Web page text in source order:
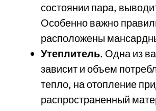
состоянии пара,
Особенно важно
расположены
Утеплитель. Одна из
зависит и объем
тепло, на отопление
распространенный